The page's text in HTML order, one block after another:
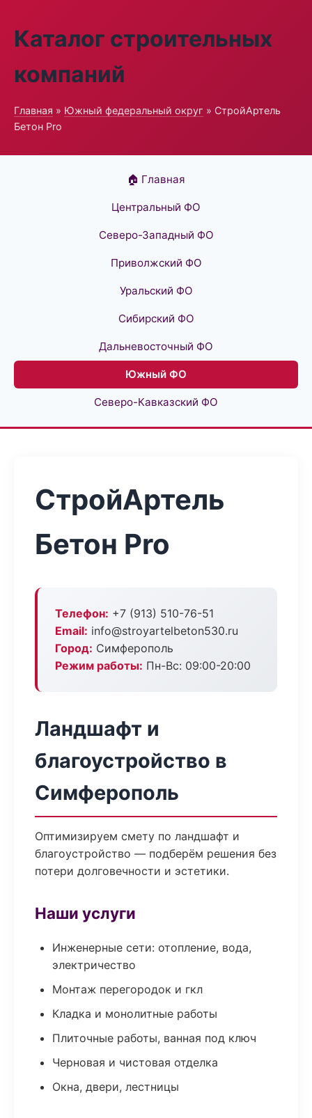
Каталог строительных
компаний
Главная » Южный федеральный округ » СтройАртель
Бетон Pro
🏠 Главная
Центральный ФО
Северо-Западный ФО
Приволжский ФО
Уральский ФО
Сибирский ФО
Дальневосточный ФО
Южный ФО
Северо-Кавказский ФО
СтройАртель
Бетон Pro
Телефон: +7 (913) 510-76-51
Email: info@stroyartelbeton530.ru
Город: Симферополь
Режим работы: Пн-Вс: 09:00-20:00
Ландшафт и
благоустройство в
Симферополь
Оптимизируем смету по ландшафт и
благоустройство — подберём решения без
потери долговечности и эстетики.
Наши услуги
Инженерные сети: отопление, вода,
электричество
Монтаж перегородок и гкл
Кладка и монолитные работы
Плиточные работы, ванная под ключ
Черновая и чистовая отделка
Окна, двери, лестницы